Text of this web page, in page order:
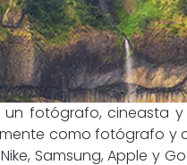
un fotógrafo, cineasta
como fotógrafo y
Samsung, Apple y